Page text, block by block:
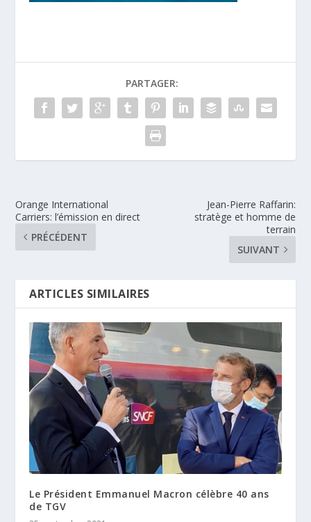
PARTAGER:
Orange International
Carriers: l’émission en direct
PRÉCÉDENT
Jean-Pierre Raffarin:
stratège et homme de
terrain
SUIVANT
ARTICLES SIMILAIRES
Le Président Emmanuel Macron célèbre 40 ans
de TGV